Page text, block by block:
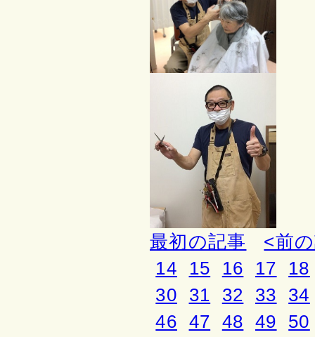
最初の記事
<前
14
15 16 17
18
30
31 32 33
34
46
47 48 49
50